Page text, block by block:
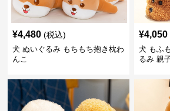
¥4,480 (税込)
犬 ぬいぐるみ もちもち抱き枕わ
んこ
¥4,050
犬 もふ
るみ 親